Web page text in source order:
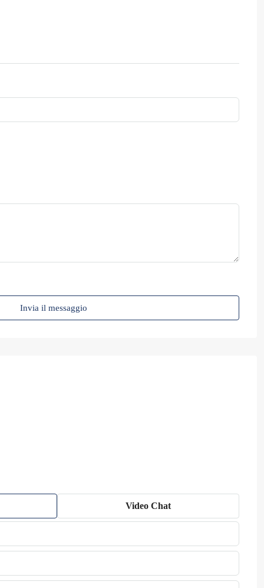
Invia il messaggio
Video Chat